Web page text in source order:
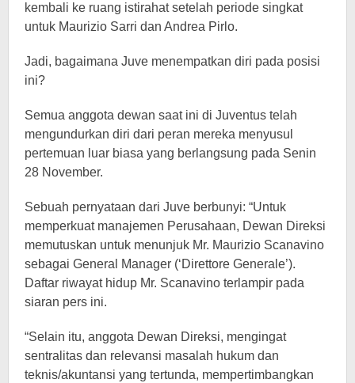
kembali ke ruang istirahat setelah periode singkat
untuk Maurizio Sarri dan Andrea Pirlo.
Jadi, bagaimana Juve menempatkan diri pada posisi
ini?
Semua anggota dewan saat ini di Juventus telah
mengundurkan diri dari peran mereka menyusul
pertemuan luar biasa yang berlangsung pada Senin
28 November.
Sebuah pernyataan dari Juve berbunyi: “Untuk
memperkuat manajemen Perusahaan, Dewan Direksi
memutuskan untuk menunjuk Mr. Maurizio Scanavino
sebagai General Manager (‘Direttore Generale’).
Daftar riwayat hidup Mr. Scanavino terlampir pada
siaran pers ini.
“Selain itu, anggota Dewan Direksi, mengingat
sentralitas dan relevansi masalah hukum dan
teknis/akuntansi yang tertunda, mempertimbangkan